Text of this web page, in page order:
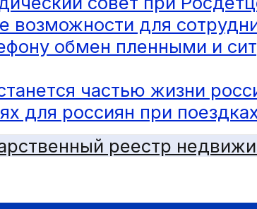
возможности для
обмен пленными и
частью жизни
для россиян при
реестр